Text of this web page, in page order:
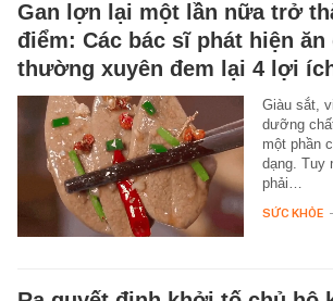
Gan lợn lại một lần nữa trở
điểm: Các bác sĩ phát hiện ăn
thường xuyên đem lại 4 lợi
Giàu sắt,
dưỡng
một phần
dạng. Tuy
phải…
SỨC KHỎE -